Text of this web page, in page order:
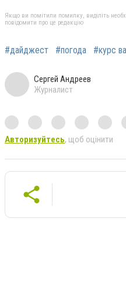
Якщо ви помітили помилку, виділіть
повідомити про це редакцію
#дайджест #погода #курс
Сергей Андреев
Журналист
Авторизуйтесь, щоб оцінити